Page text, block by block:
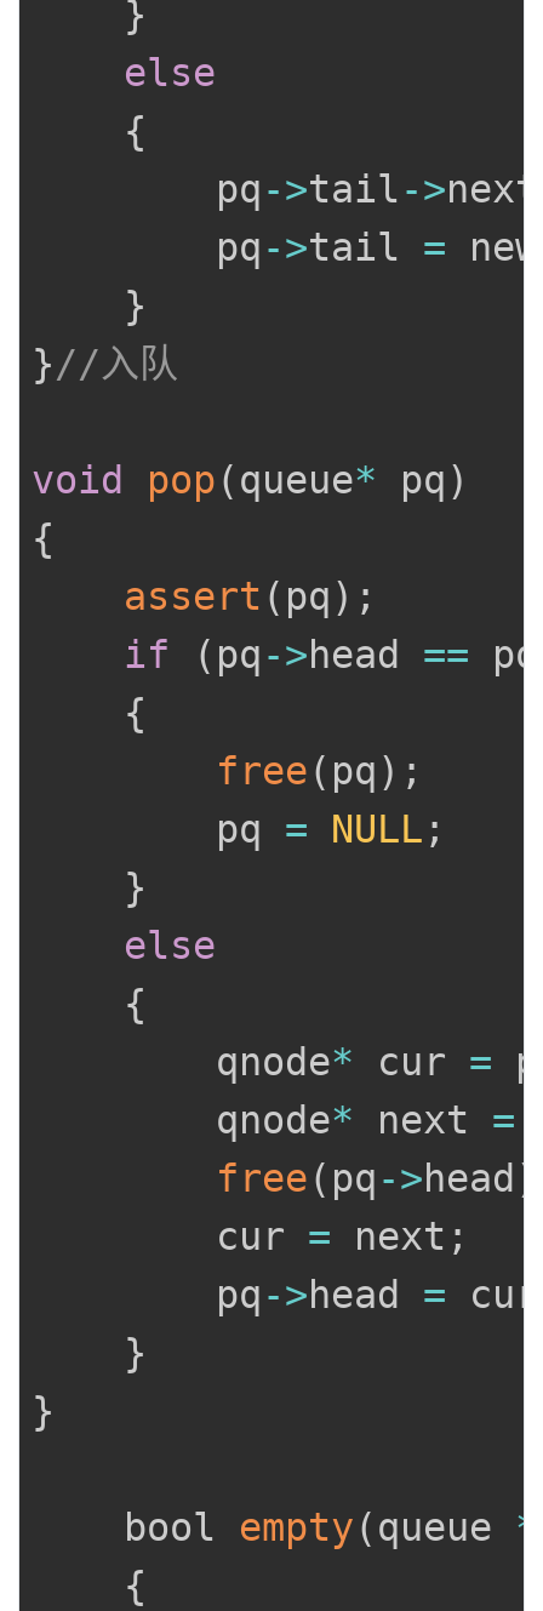
}
else
{
		pq
->tail->
		pq
->tail =
}
}//入队
void pop(queue* pq)
{
assert ( pq) ;
if
( pq->head == pq
{
free( pq) ;
		pq
= NULL ;
}
else
{
		qnode
* cur =
		qnode
* next =
free( pq->head)
		cur
= next ;
		pq
->head = cur
}
}
	bool
empty(queue *
{